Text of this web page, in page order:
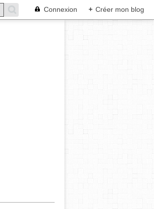
Connexion + Créer mon blog